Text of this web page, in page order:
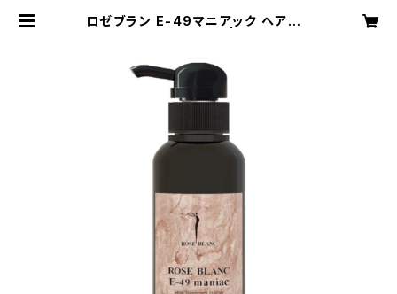
ロゼブラン E-49マニアック ヘアトリ